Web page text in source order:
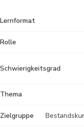
Lernformat
Rolle
Schwierigkeitsgrad
Thema
Zielgruppe